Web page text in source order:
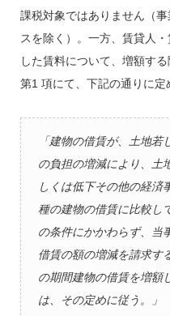
課税対象ではありません（
スを除く）。一方、賃貸人
した賃料について、増額す
第1 項にて、下記の通りに定
「建物の借賃が、土地
の負担の増減により、土
しくは低下その他の経済
種の建物の借賃に比較し
の条件にかかわらず、当
借賃の額の増減を請求す
の期間建物の借賃を増額
は、その定めに従う。」